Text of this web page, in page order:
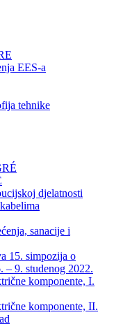
EES-a
tehnike
djelatnosti
sanacije i
15. simpozija o
– 9. studenog 2022.
komponente, I.
komponente, II.